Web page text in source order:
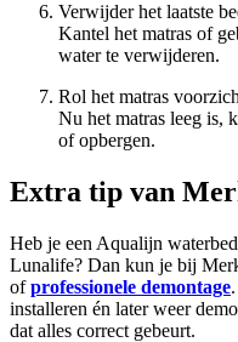
Verwijder het laatste
Kantel het matras of
water te verwijderen.
Rol het matras
Nu het matras leeg is,
of opbergen.
Extra tip van
Heb je een Aqualijn
Lunalife? Dan kun je bij
ofprofessionele demontage
installeren én later weer
dat alles correct gebeurt.